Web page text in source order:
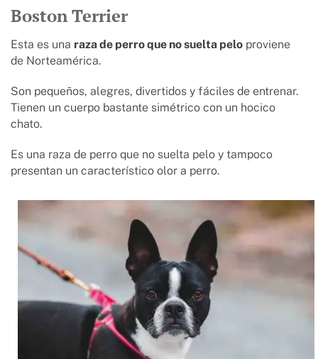
Boston Terrier
Esta es una raza de perro que no suelta pelo proviene
de Norteamérica.
Son pequeños, alegres, divertidos y fáciles de entrenar.
Tienen un cuerpo bastante simétrico con un hocico
chato.
Es una raza de perro que no suelta pelo y tampoco
presentan un característico olor a perro.